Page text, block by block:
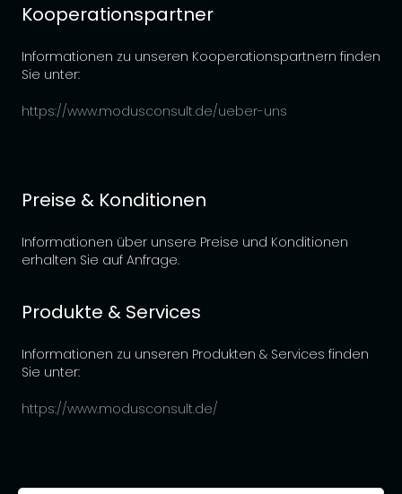
Kooperationspartner
Informationen zu unseren Kooperationspartnern finden
Sie unter:
https://www.modusconsult.de/ueber-uns
Preise & Konditionen
Informationen über unsere Preise und Konditionen
erhalten Sie auf Anfrage.
Produkte & Services
Informationen zu unseren Produkten & Services finden
Sie unter:
https://www.modusconsult.de/